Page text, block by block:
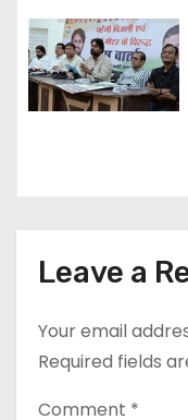
Leave a
Your email
Required fields
Comment *